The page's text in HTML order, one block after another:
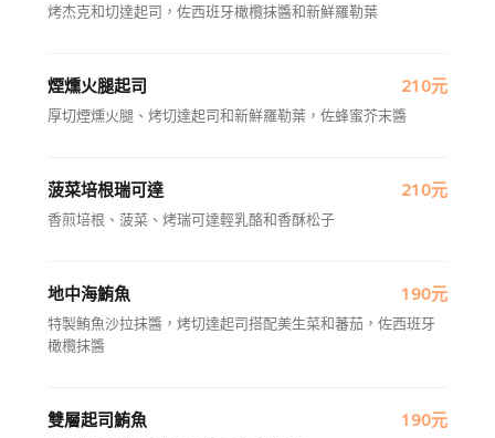
烤杰克和切達起司，佐西班牙橄欖抹醬和新鮮羅勒葉
煙燻火腿起司 210元
厚切煙燻火腿、烤切達起司和新鮮羅勒葉，佐蜂蜜芥末醬
菠菜培根瑞可達 210元
香煎培根、菠菜、烤瑞可達輕乳酪和香酥松子
地中海鮪魚 190元
特製鮪魚沙拉抹醬，烤切達起司搭配美生菜和蕃茄，佐西班牙
橄欖抹醬
雙層起司鮪魚 190元